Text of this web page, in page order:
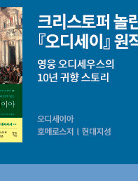
Franz Joseph Haydn